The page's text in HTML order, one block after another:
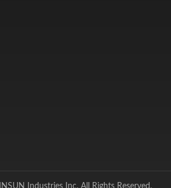
Industries Inc.All Rights Reserved.